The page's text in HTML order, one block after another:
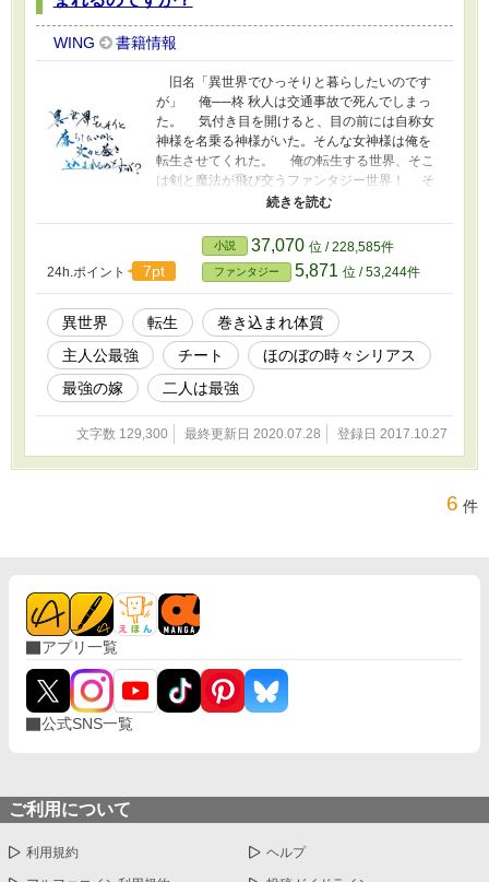
WING 書籍情報
旧名「異世界でひっそりと暮らしたいのです
が」 俺──柊 秋人は交通事故で死んでしまっ
た。 気付き目を開けると、目の前には自称女
神様を名乗る神様がいた。そんな女神様は俺を
転生させてくれた。 俺の転生する世界、そこ
は剣と魔法が飛び交うファンタジー世界！ そ
の転生先はなんと、色鮮やかな花々が咲き乱れ
る楽園──ではなかった。 神に見放され、英雄
や勇者すら帰ることはないとされる土地、その
名は世界最凶最難関ダンジョン『死を呼ぶ終焉
の森』。 転生から1年経った俺は、その森の暮
らしに適応していた。 そして、転生してから
世界を観てないので、森を出た俺は家を建てて
ひっそりと暮らすも次々と巻き込まれることに
──……!?
24h.ポイント 7pt
小説 37,070 位 / 228,585件
ファンタジー 5,871 位 / 53,244件
異世界 転生
巻き込まれ体質
主人公最強
チート
ほのぼの時々シリアス
最強の嫁
二人は最強
文字数 129,300 最終更新日 2020.07.28 登録日 2017.10.27
6 件
アプリ一覧
公式SNS一覧
ご利用について
利用規約 ヘルプ